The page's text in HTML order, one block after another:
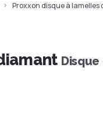
Proxxon disque à